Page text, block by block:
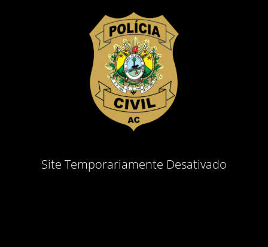
Site Temporariamente Desativado